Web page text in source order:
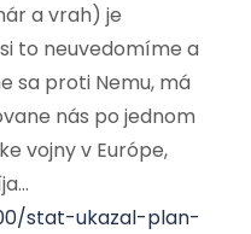
a vrah) je
to neuvedomíme a
sa proti Nemu, má
nás po jednom
vojny v Európe,
stat-ukazal-plan-